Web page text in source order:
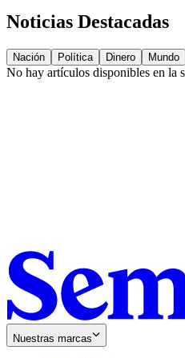
Noticias Destacadas
Nación Política Dinero Mundo
No hay artículos disponibles en la
Nuestras marcas